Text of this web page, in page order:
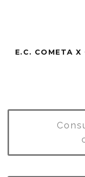
E.C. COMETA X